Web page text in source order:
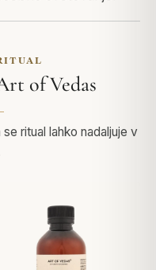
of Vedas
ritual lahko nadaljuje v